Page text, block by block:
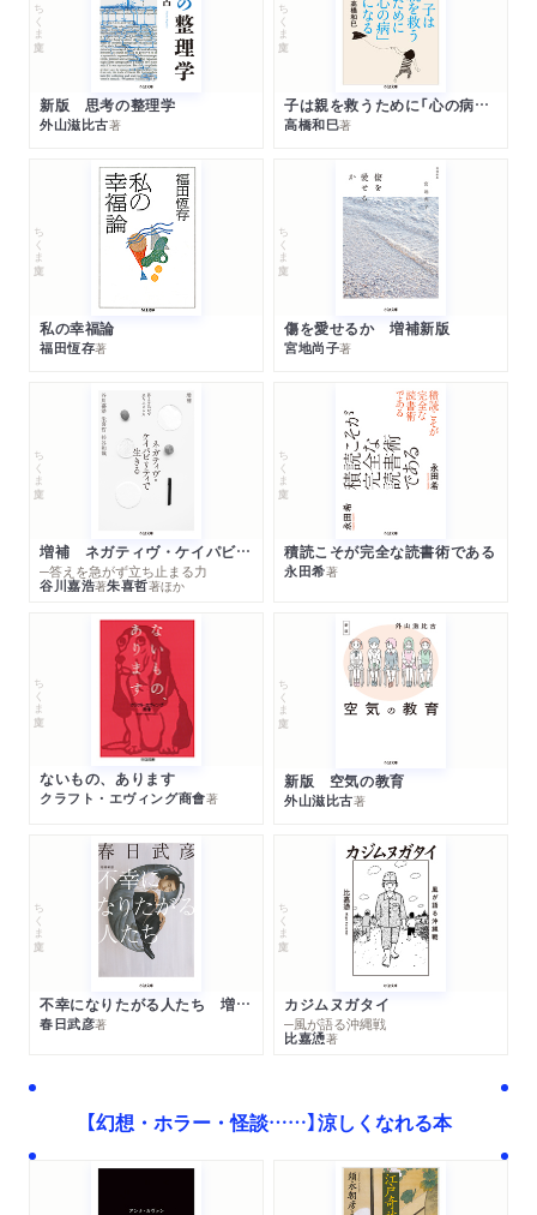
ちくま文庫
新版 思考の整理学
外山滋比古著
ちくま文庫
子は親を救うために「心の病」になる
高橋和巳著
ちくま文庫
私の幸福論
福田恆存著
ちくま文庫
傷を愛せるか 増補新版
宮地尚子著
ちくま文庫
増補 ネガティヴ・ケイパビリティで生きる
─答えを急がず立ち止まる力
谷川嘉浩著朱喜哲著ほか
ちくま文庫
積読こそが完全な読書術である
永田希著
ちくま文庫
ないもの、あります
クラフト・エヴィング商會著
ちくま文庫
新版 空気の教育
外山滋比古著
ちくま文庫
不幸になりたがる人たち 増補新版
春日武彦著
ちくま文庫
カジムヌガタイ
─風が語る沖縄戦
比嘉慂著
【幻想・ホラー・怪談……】涼しくなれる本